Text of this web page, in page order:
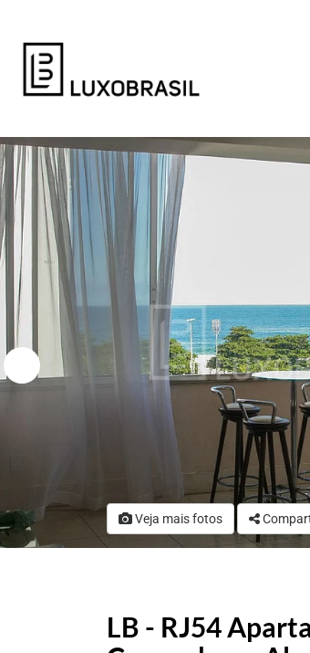
Veja mais fotos
LB - RJ54